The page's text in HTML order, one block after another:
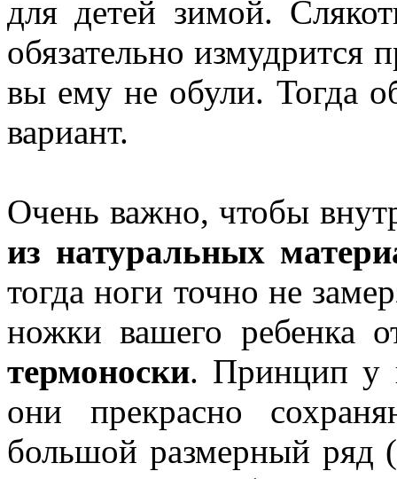
для детей зимой.
обязательно измудрится
вы ему не обули. Тогда
вариант.
Очень важно, чтобы
из натуральных
тогда ноги точно не
ножки вашего ребенка
термоноски. Принцип у
они прекрасно
большой размерный ряд